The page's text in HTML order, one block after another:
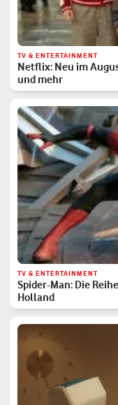
TV & ENTERTAINMENT
Netflix: Neu im
und mehr
TV & ENTERTAINMENT
Spider-Man: Die
Holland